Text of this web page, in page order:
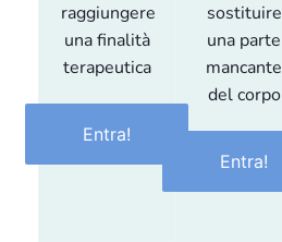
raggiungere
una finalità
terapeutica
Entra!
sostituire
una parte
mancante
del corpo
Entra!